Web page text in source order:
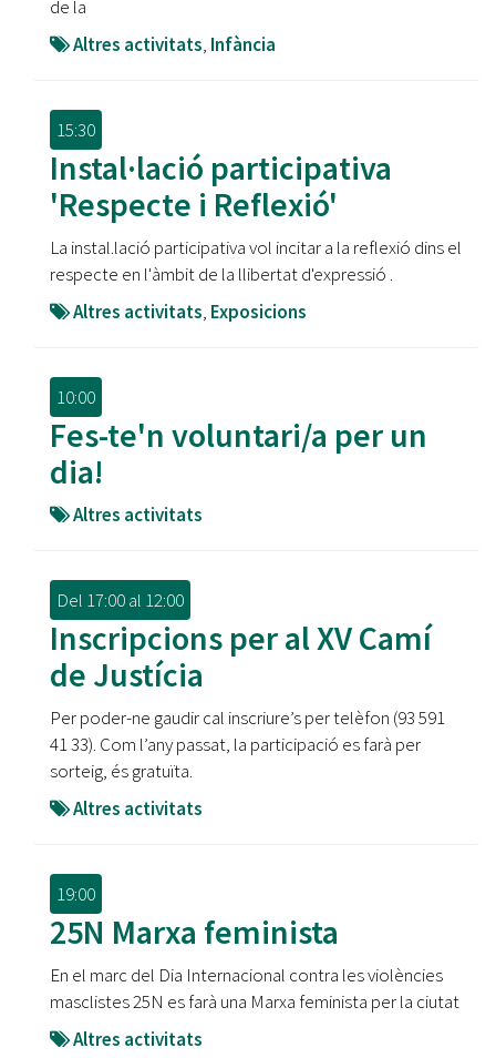
de la
Altres activitats, Infància
15:30
Instal·lació participativa
'Respecte i Reflexió'
La instal.lació participativa vol incitar a la reflexió dins el
respecte en l'àmbit de la llibertat d'expressió .
Altres activitats, Exposicions
10:00
Fes-te'n voluntari/a per un
dia!
Altres activitats
Del 17:00al 12:00
Inscripcions per al XV Camí
de Justícia
Per poder-ne gaudir cal inscriure’s per telèfon (93 591
41 33). Com l’any passat, la participació es farà per
sorteig, és gratuïta.
Altres activitats
19:00
25N Marxa feminista
En el marc del Dia Internacional contra les violències
masclistes 25N es farà una Marxa feminista per la ciutat
Altres activitats